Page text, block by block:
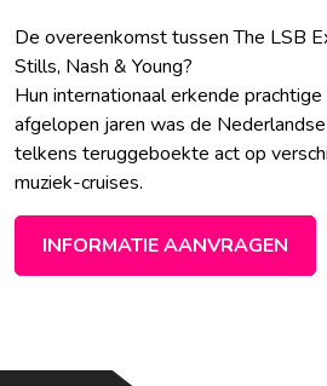
De overeenkomst tussen The LSB
Stills, Nash & Young?
Hun internationaal erkende
afgelopen jaren was de
telkens teruggeboekte act op
muziek-cruises.
INFORMATIE AANVRAGEN